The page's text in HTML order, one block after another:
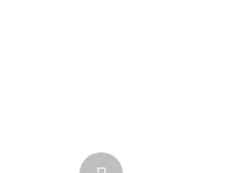
Produkt